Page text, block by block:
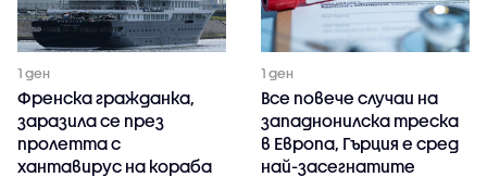
1 ден
Френска гражданка,
заразила се през
пролетта с
хантавирус на кораба
1 ден
Все повече случаи на
западнонилска треска
в Европа, Гърция е сред
най-засегнатите